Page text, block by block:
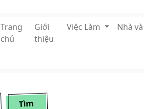
Trang
chủ
Giới
thiệu
Việc Làm Nhà
Tìm